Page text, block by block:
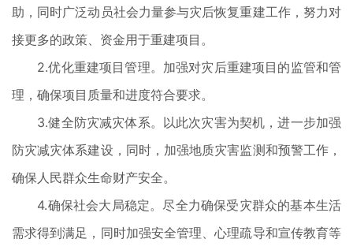
助，同时广泛动员社会力量参与灾后恢复重建工作，努力对
接更多的政策、资金用于重建项目。
2.优化重建项目管理。加强对灾后重建项目的监管和管
理，确保项目质量和进度符合要求。
3.健全防灾减灾体系。以此次灾害为契机，进一步加强
防灾减灾体系建设，同时，加强地质灾害监测和预警工作，
确保人民群众生命财产安全。
4.确保社会大局稳定。尽全力确保受灾群众的基本生活
需求得到满足，同时加强安全管理、心理疏导和宣传教育等